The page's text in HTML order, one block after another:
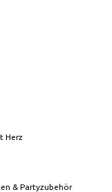
Herz
& Partyzubehör